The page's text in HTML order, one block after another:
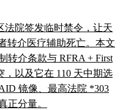
法院签发临时禁令，让天
转介医疗辅助死亡。本文
转介条款与 RFRA + First
，以及它在 110 天中期选
镜像、最高法院 *303
正分量。